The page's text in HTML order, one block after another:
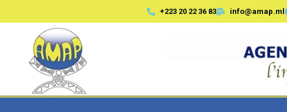
+223 20 22 36 83 info@amap.ml